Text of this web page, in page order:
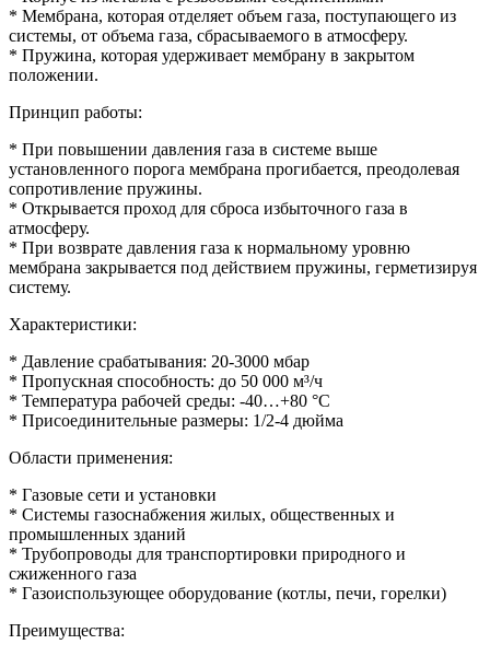
* Мембрана, которая отделяет объем газа, поступающего из
системы, от объема газа, сбрасываемого в атмосферу.
* Пружина, которая удерживает мембрану в закрытом
положении.
Принцип работы:
* При повышении давления газа в системе выше
установленного порога мембрана прогибается, преодолевая
сопротивление пружины.
* Открывается проход для сброса избыточного газа в
атмосферу.
* При возврате давления газа к нормальному уровню
мембрана закрывается под действием пружины, герметизируя
систему.
Характеристики:
* Давление срабатывания: 20-3000 мбар
* Пропускная способность: до 50 000 м³/ч
* Температура рабочей среды: -40…+80 °C
* Присоединительные размеры: 1/2-4 дюйма
Области применения:
* Газовые сети и установки
* Системы газоснабжения жилых, общественных и
промышленных зданий
* Трубопроводы для транспортировки природного и
сжиженного газа
* Газоиспользующее оборудование (котлы, печи, горелки)
Преимущества: